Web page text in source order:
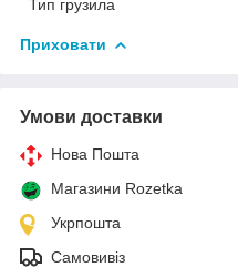
Тип грузила
Приховати
Умови доставки
Нова Пошта
Магазини Rozetka
Укрпошта
Самовивіз